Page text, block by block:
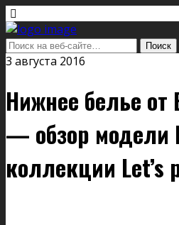
3 августа 2016
Нижнее белье
— обзор модели
коллекции Let’s